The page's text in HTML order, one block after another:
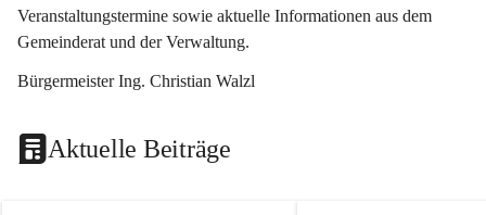
Veranstaltungstermine sowie aktuelle Informationen aus dem
Gemeinderat und der Verwaltung.
Bürgermeister Ing. Christian Walzl
Aktuelle Beiträge